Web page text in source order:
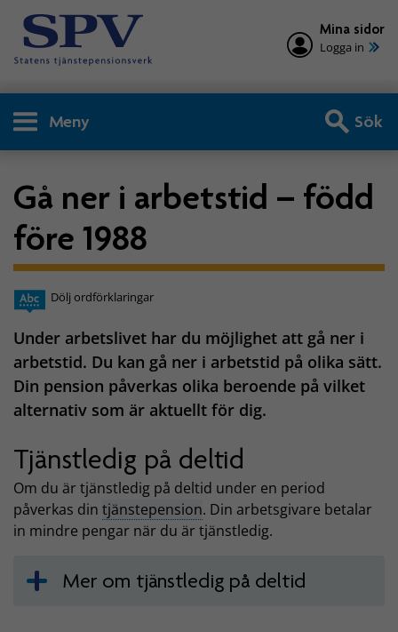
Mina sidor
Logga in
Meny Sök
Gå ner i arbetstid – född
före 1988
Dölj ordförklaringar
Under arbetslivet har du möjlighet att gå ner i
arbetstid. Du kan gå ner i arbetstid på olika sätt.
Din pension påverkas olika beroende på vilket
alternativ som är aktuellt för dig.
Tjänstledig på deltid
Om du är tjänstledig på deltid under en period
påverkas din tjänstepension. Din arbetsgivare betalar
in mindre pengar när du är tjänstledig.
Mer om tjänstledig på deltid